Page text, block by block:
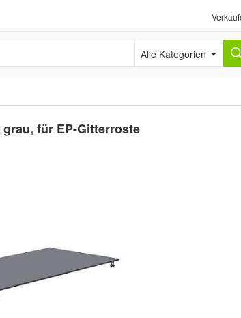
Alle Kategorien
für EP-Gitterroste